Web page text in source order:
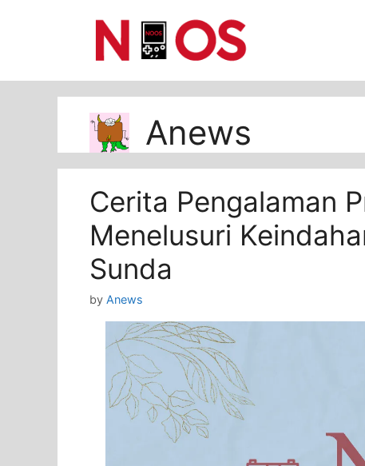
Anews
Cerita Pengalaman
Menelusuri
Sunda
by Anews